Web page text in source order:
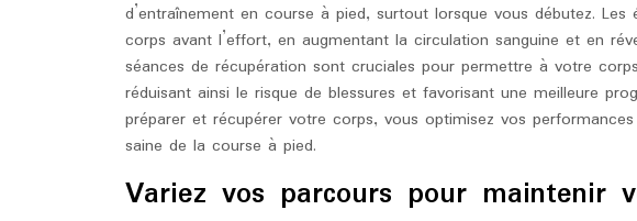
d’entraînement en course à pied, surtout lorsque vous débutez.
corps avant l’effort, en augmentant la circulation sanguine et en
séances de récupération sont cruciales pour permettre à votre
réduisant ainsi le risque de blessures et favorisant une meilleure
préparer et récupérer votre corps, vous optimisez vos
saine de la course à pied.
Variez vos parcours pour maintenir